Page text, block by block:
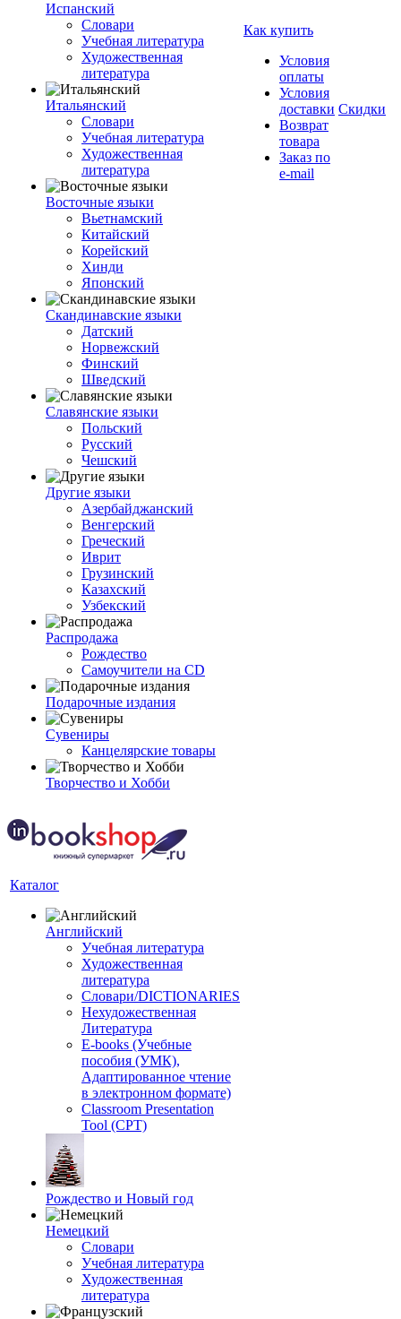
Испанский
Словари
Учебная литература
Художественная
литература
Итальянский
Словари
Учебная литература
Художественная
литература
Восточные языки
Вьетнамский
Китайский
Корейский
Хинди
Японский
Скандинавские языки
Датский
Норвежский
Финский
Шведский
Славянские языки
Польский
Русский
Чешский
Другие языки
Азербайджанский
Венгерский
Греческий
Иврит
Грузинский
Казахский
Узбекский
Распродажа
Рождество
Самоучители на CD
Подарочные издания
Сувениры
Канцелярские товары
Творчество и Хобби
Как купить
Условия
оплаты
Условия
доставки
Возврат
товара
Заказ по
e-mail
Скидки
Каталог
Английский
Учебная литература
Художественная
литература
Словари/DICTIONARIES
Нехудожественная
Литература
E-books (Учебные
пособия (УМК),
Адаптированное чтение
в электронном формате)
Classroom Presentation
Tool (CPT)
Рождество и Новый год
Немецкий
Словари
Учебная литература
Художественная
литература